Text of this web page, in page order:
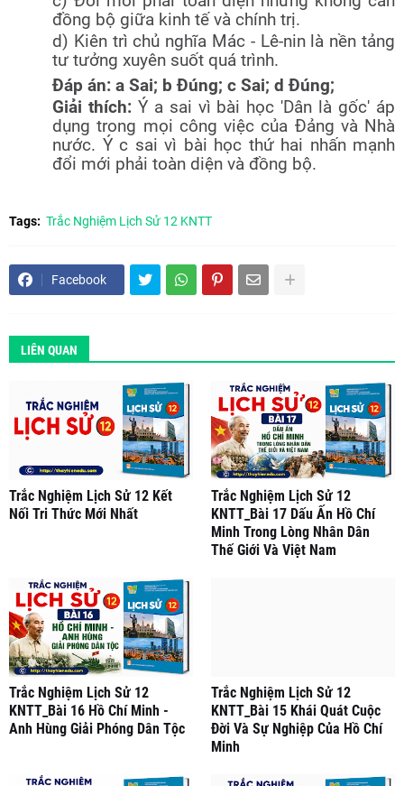
đồng bộ giữa kinh tế và chính trị.
d) Kiên trì chủ nghĩa Mác - Lê-nin là nền tảng
tư tưởng xuyên suốt quá trình.
Đáp án: a Sai; b Đúng; c Sai; d Đúng;
Giải thích: Ý a sai vì bài học 'Dân là gốc' áp
dụng trong mọi công việc của Đảng và Nhà
nước. Ý c sai vì bài học thứ hai nhấn mạnh
đổi mới phải toàn diện và đồng bộ.
Tags: Trắc Nghiệm Lịch Sử 12 KNTT
Facebook
LIÊN QUAN
Trắc Nghiệm Lịch Sử 12 Kết
Nối Tri Thức Mới Nhất
Trắc Nghiệm Lịch Sử 12
KNTT_Bài 17 Dấu Ấn Hồ Chí
Minh Trong Lòng Nhân Dân
Thế Giới Và Việt Nam
Trắc Nghiệm Lịch Sử 12
KNTT_Bài 16 Hồ Chí Minh -
Anh Hùng Giải Phóng Dân Tộc
Trắc Nghiệm Lịch Sử 12
KNTT_Bài 15 Khái Quát Cuộc
Đời Và Sự Nghiệp Của Hồ Chí
Minh